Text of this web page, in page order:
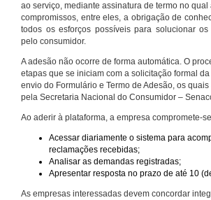
ao serviço, mediante assinatura de termo no qual
compromissos, entre eles, a obrigação de
todos os esforços possíveis para solucionar
pelo consumidor.
A adesão não ocorre de forma automática. O
etapas que se iniciam com a solicitação formal
envio do Formulário e Termo de Adesão, os
pela Secretaria Nacional do Consumidor –
Ao aderir à plataforma, a empresa compromete-
Acessar diariamente o sistema para
reclamações recebidas;
Analisar as demandas registradas;
Apresentar resposta no prazo de até 10
As empresas interessadas devem concordar